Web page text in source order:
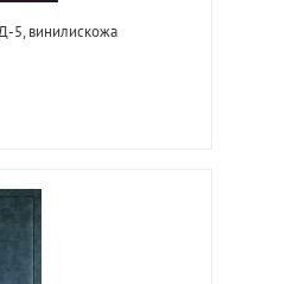
5, винилискожа